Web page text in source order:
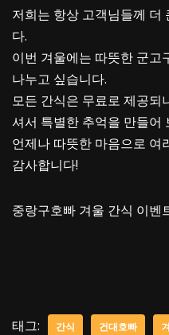
저희는 항상 고객님들께 더
다.
이번 겨울에는 따뜻한 군고
나누고 싶습니다.
모든 간식은 무료로 제공되
셔서 특별한 추억을 만들어
언제나 따뜻한 마음으로 여
감사합니다!
중랑구호빠 겨울 간식 이벤
태그: 간식 건대호빠